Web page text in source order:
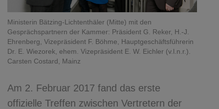
Ministerin Bätzing-Lichtenthäler (Mitte) mit den
Gesprächspartnern der Kammer: Präsident G. Reker, H.-J.
Ehrenberg, Vizepräsident F. Böhme, Hauptgeschäftsführerin
Dr. E. Wiezorek, ehem. Vizepräsident E. W. Eichler (v.l.n.r.).
Carsten Costard, Mainz
Am 2. Februar 2017 fand das erste
offizielle Treffen zwischen Vertretern der